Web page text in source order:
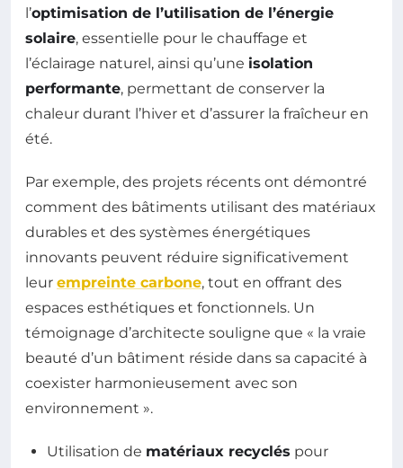
l’optimisation de l’utilisation de l’énergie
solaire, essentielle pour le chauffage et
l’éclairage naturel, ainsi qu’une isolation
performante, permettant de conserver la
chaleur durant l’hiver et d’assurer la fraîcheur en
été.
Par exemple, des projets récents ont démontré
comment des bâtiments utilisant des matériaux
durables et des systèmes énergétiques
innovants peuvent réduire significativement
leur empreinte carbone, tout en offrant des
espaces esthétiques et fonctionnels. Un
témoignage d’architecte souligne que « la vraie
beauté d’un bâtiment réside dans sa capacité à
coexister harmonieusement avec son
environnement ».
Utilisation de matériaux recyclés pour